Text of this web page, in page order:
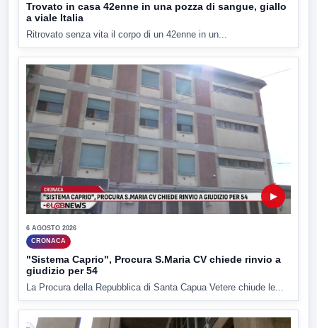
Trovato in casa 42enne in una pozza di sangue, giallo
a viale Italia
Ritrovato senza vita il corpo di un 42enne in un...
▶
6 AGOSTO 2026
CRONACA
"Sistema Caprio", Procura S.Maria CV chiede rinvio a
giudizio per 54
La Procura della Repubblica di Santa Capua Vetere chiude le...